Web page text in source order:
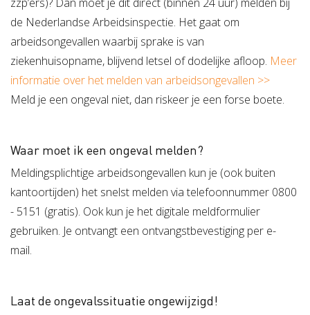
de Nederlandse Arbeidsinspectie. Het gaat om
arbeidsongevallen waarbij sprake is van
ziekenhuisopname, blijvend letsel of dodelijke afloop. Meer
informatie over het melden van arbeidsongevallen >>
Meld je een ongeval niet, dan riskeer je een forse boete.
Waar moet ik een ongeval melden?
Meldingsplichtige arbeidsongevallen kun je (ook buiten
kantoortijden) het snelst melden via telefoonnummer 0800
- 5151 (gratis). Ook kun je het digitale meldformulier
gebruiken. Je ontvangt een ontvangstbevestiging per e-
mail.
Laat de ongevalssituatie ongewijzigd!